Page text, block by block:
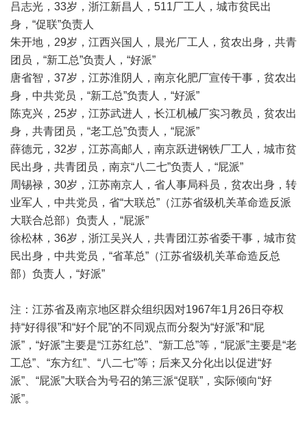
吕志光，33岁，浙江新昌人，511厂工人，城市贫民出
身，“促联”负责人
朱开地，29岁，江西兴国人，晨光厂工人，贫农出身，共青
团员，“新工总”负责人，“好派”
唐省智，37岁，江苏淮阴人，南京化肥厂宣传干事，贫农出
身，中共党员，“新工总”负责人，“好派”
陈克兴，25岁，江苏武进人，长江机械厂实习教员，贫农出
身，共青团员，“老工总”负责人，“屁派”
薛德元，32岁，江苏高邮人，南京跃进钢铁厂工人，城市贫
民出身，共青团员，南京“八二七”负责人，“屁派”
周锡禄，30岁，江苏南京人，省人事局科员，贫农出身，转
业军人，中共党员，省“大联总”（江苏省级机关革命造反派
大联合总部）负责人，“屁派”
徐松林，36岁，浙江吴兴人，共青团江苏省委干事，城市贫
民出身，中共党员，“省革总”（江苏省级机关革命造反总
部）负责人，“好派”
注：江苏省及南京地区群众组织因对1967年1月26日夺权
持“好得很”和“好个屁”的不同观点而分裂为“好派”和“屁
派”，“好派”主要是“江苏红总”、“新工总”等，“屁派”主要是“老
工总”、“东方红”、“八二七”等；后来又分化出以促进“好
派”、“屁派”大联合为号召的第三派“促联”，实际倾向“好
派”。